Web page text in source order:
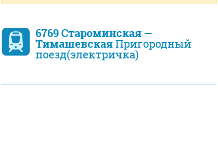
6769 Староминская —
ТимашевскаяПригородный
поезд(электричка)